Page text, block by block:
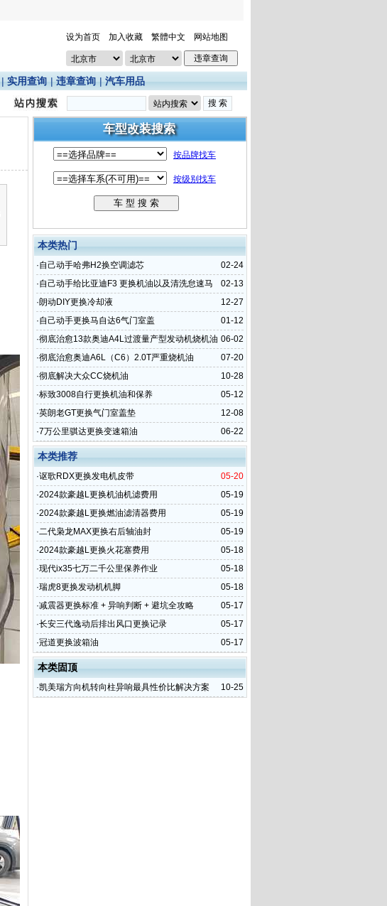
设为首页 加入收藏 繁體中文 网站地图
|实用查询 |违章查询 |汽车用品
本类热门
02-24
·自己动手哈弗H2换空调滤芯
02-13
·自己动手给比亚迪F3 更换机油以及清洗怠速马
达
12-27
·朗动DIY更换冷却液
01-12
·自己动手更换马自达6气门室盖
06-02
·彻底治愈13款奥迪A4L过渡量产型发动机烧机油
07-20
·彻底治愈奥迪A6L（C6）2.0T严重烧机油
10-28
·彻底解决大众CC烧机油
05-12
·标致3008自行更换机油和保养
12-08
·英朗老GT更换气门室盖垫
06-22
·7万公里骐达更换变速箱油
本类推荐
05-20
·讴歌RDX更换发电机皮带
05-19
·2024款豪越L更换机油机滤费用
05-19
·2024款豪越L更换燃油滤清器费用
05-19
·二代枭龙MAX更换右后轴油封
05-18
·2024款豪越L更换火花塞费用
05-18
·现代ix35七万二千公里保养作业
05-18
·瑞虎8更换发动机机脚
05-17
·减震器更换标准 + 异响判断 + 避坑全攻略
05-17
·长安三代逸动后排出风口更换记录
05-17
·冠道更换波箱油
本类固顶
10-25
·凯美瑞方向机转向柱异响最具性价比解决方案